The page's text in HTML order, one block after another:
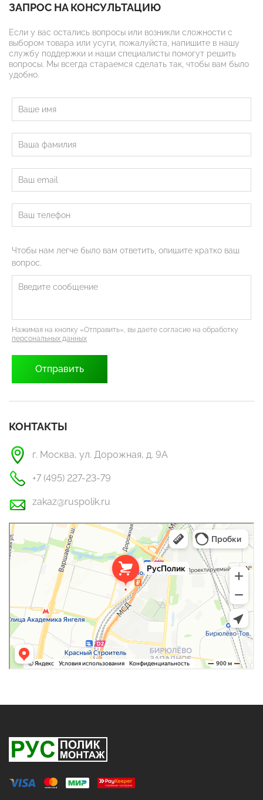
ЗАПРОС НА КОНСУЛЬТАЦИЮ
Если у вас остались вопросы или возникли сложности с
выбором товара или усуги, пожалуйста, напишите в нашу
службу поддержки и наши специалисты помогут решить
вопросы. Мы всегда стараемся сделать так, чтобы вам было
удобно.
Чтобы нам легче было вам ответить, опишите кратко ваш
вопрос.
Нажимая на кнопку «Отправить», вы даете согласие на обработку
персональных данных
КОНТАКТЫ
г. Москва, ул. Дорожная, д. 9А
+7 (495) 227-23-79
zakaz@ruspolik.ru
РусПолик
Оргстекло, поликарбонат в Москве
Строительные и отделочные работы в Москве